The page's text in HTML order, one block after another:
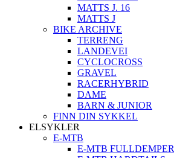
MATTS J. 16
MATTS J
BIKE ARCHIVE
TERRENG
LANDEVEI
CYCLOCROSS
GRAVEL
RACERHYBRID
DAME
BARN & JUNIOR
FINN DIN SYKKEL
ELSYKLER
E-MTB
E-MTB FULLDEMPER